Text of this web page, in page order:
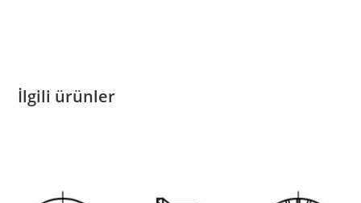
İlgili ürünler